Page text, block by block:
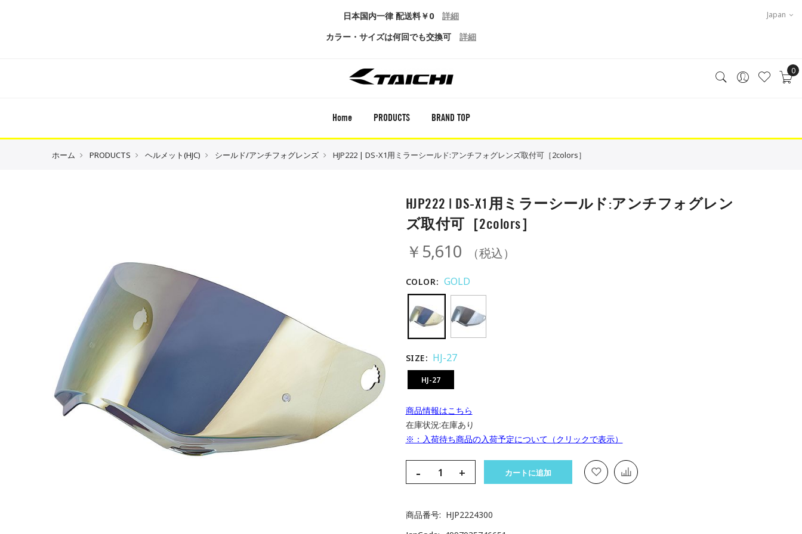
日本国内一律 配送料￥0 詳細
カラー・サイズは何回でも交換可 詳細
Japan
0
Home PRODUCTS BRAND TOP
ホーム PRODUCTS ヘルメット(HJC) シールド/アンチフォグレンズ HJP222 | DS-X1用ミラーシールド:アンチフォグレンズ取付可［2colors］
HJP222 | DS-X1用ミラーシールド:アンチフォグレン
ズ取付可［2colors］
￥5,610 （税込）
COLOR GOLD
SIZE HJ-27
HJ-27
商品情報はこちら
在庫状況:在庫あり
※：入荷待ち商品の入荷予定について（クリックで表示）
- + カートに追加
商品番号
HJP2224300